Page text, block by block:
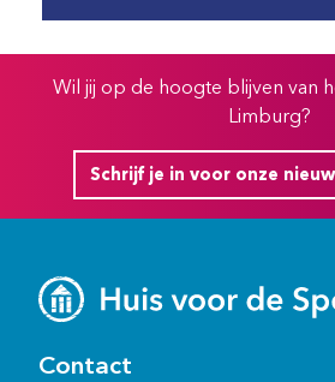
Wil jij op de hoogte blijven van
Limburg?
Schrijf je in voor onze
Contact